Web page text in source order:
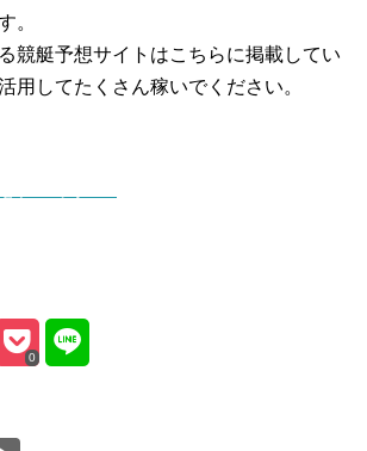
。
競艇予想サイトはこちらに掲載してい
用してたくさん稼いでください。
0